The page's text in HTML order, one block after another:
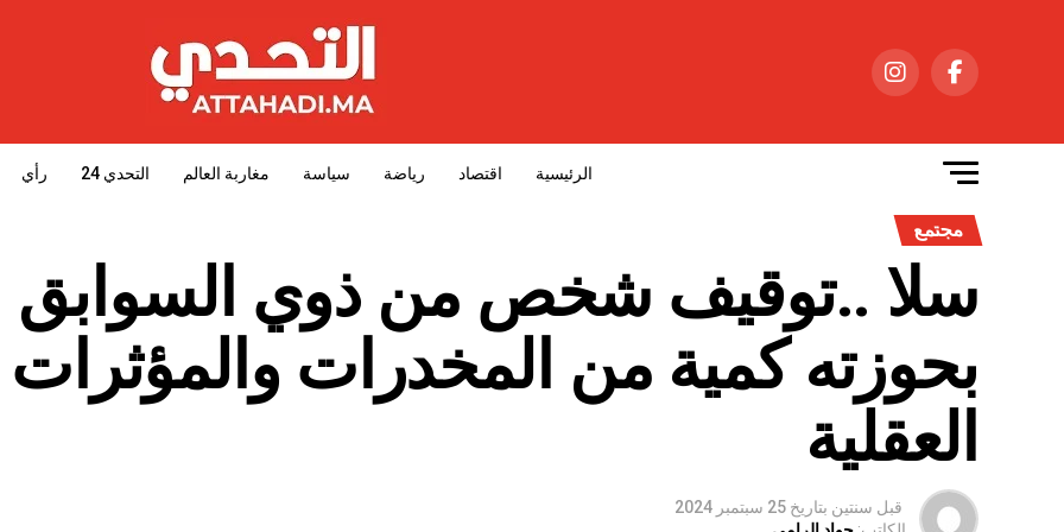
الرئيسية اقتصاد رياضة سياسة مغاربة العالم التحدي 24 رأي
مجتمع
سلا ..توقيف شخص من ذوي السوابق
بحوزته كمية من المخدرات والمؤثرات
العقلية
قبل سنتين بتاريخ 25 سبتمبر 2024